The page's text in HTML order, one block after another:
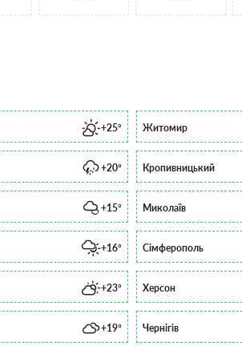
+25° Житомир
+20° Кропивницький
+15° Миколаїв
+16° Сімферополь
+23° Херсон
+19° Чернігів